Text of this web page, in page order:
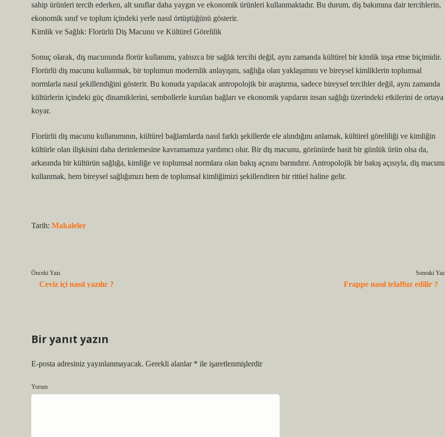
sahip ürünleri tercih ederken, alt sınıflar daha yaygın ve ekonomik ürünleri kullanmaktadır. Bu durum, diş bakımına dair tercihlerin,
ekonomik sınıf ve toplum içindeki yerle nasıl örtüştüğünü gösterir.
Kimlik ve Sağlık: Florürlü Diş Macunu ve Kültürel Görelilik
Sonuç olarak, diş macununda florür kullanımı, yalnızca bir sağlık tercihi değil, aynı zamanda kültürel bir kimlik inşa etme biçimidir.
Florürlü diş macunu kullanmak, bir toplumun modernlik anlayışını, sağlığa olan yaklaşımını ve bireysel kimliklerin toplumsal
normlarla nasıl şekillendiğini gösterir. Bu konuda yapılacak antropolojik bir araştırma, sadece bireysel tercihler değil, aynı zamanda
kültürlerin içindeki güç dinamiklerini, sembollerle kurulan bağları ve ekonomik yapıların insan sağlığı üzerindeki etkilerini de ortaya
koyar.
Florürlü diş macunu kullanımının, kültürel bağlamlarda nasıl farklı şekillerde ele alındığını anlamak, kültürel göreliliği ve kimliğin
kültürle olan ilişkisini daha derinlemesine kavramamıza yardımcı olur. Bir diş macunu, görünürde basit bir günlük ürün olsa da,
arkasında bir kültürün sağlığa, kimliğe ve toplumsal normlara olan bakış açısını barındırır. Antropolojik bir bakış açısıyla, diş
kullanmak, hem bireysel sağlığımızı hem de toplumsal kimliğimizi şekillendiren bir ritüel haline gelir.
Tarih: Makaleler
Önceki Yazı
Ceviz içi nasıl yazılır ?
Sonraki
Frappe nasıl telaffuz edilir ?
Bir yanıt yazın
E-posta adresiniz yayınlanmayacak. Gerekli alanlar * ile işaretlenmişlerdir
Yorum